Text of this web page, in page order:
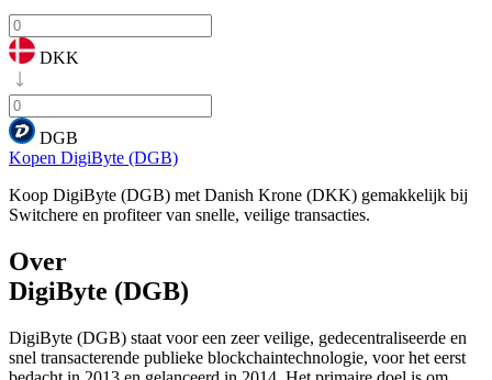
DKK
DGB
Kopen DigiByte (DGB)
Koop DigiByte (DGB) met Danish Krone (DKK) gemakkelijk bij
Switchere en profiteer van snelle, veilige transacties.
Over
DigiByte (DGB)
DigiByte (DGB) staat voor een zeer veilige, gedecentraliseerde en
snel transacterende publieke blockchaintechnologie, voor het eerst